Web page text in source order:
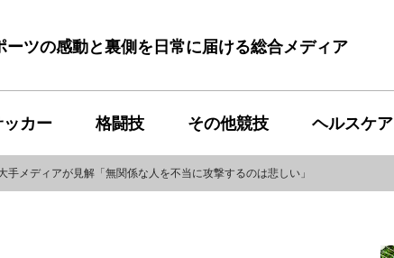
ツの感動と裏側を日常に届ける総合メディア
ッカー 格闘技 その他競技 ヘルスケア
メディアが見解「無関係な人を不当に攻撃するのは悲しい」